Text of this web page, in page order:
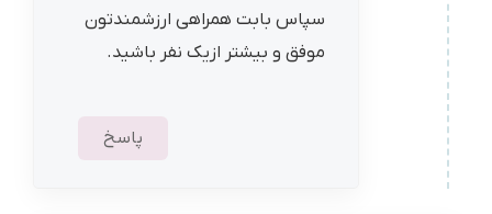
سپاس بابت همراهی ارزشمندتون
موفق و بیشتر ازیک نفر باشید.
پاسخ